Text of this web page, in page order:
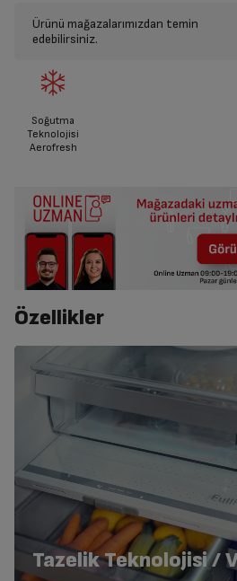
Ürünü mağazalarımızdan temin
edebilirsiniz.
Soğutma
Teknolojisi
Aerofresh
Özellikler
Tazelik Teknolojisi /